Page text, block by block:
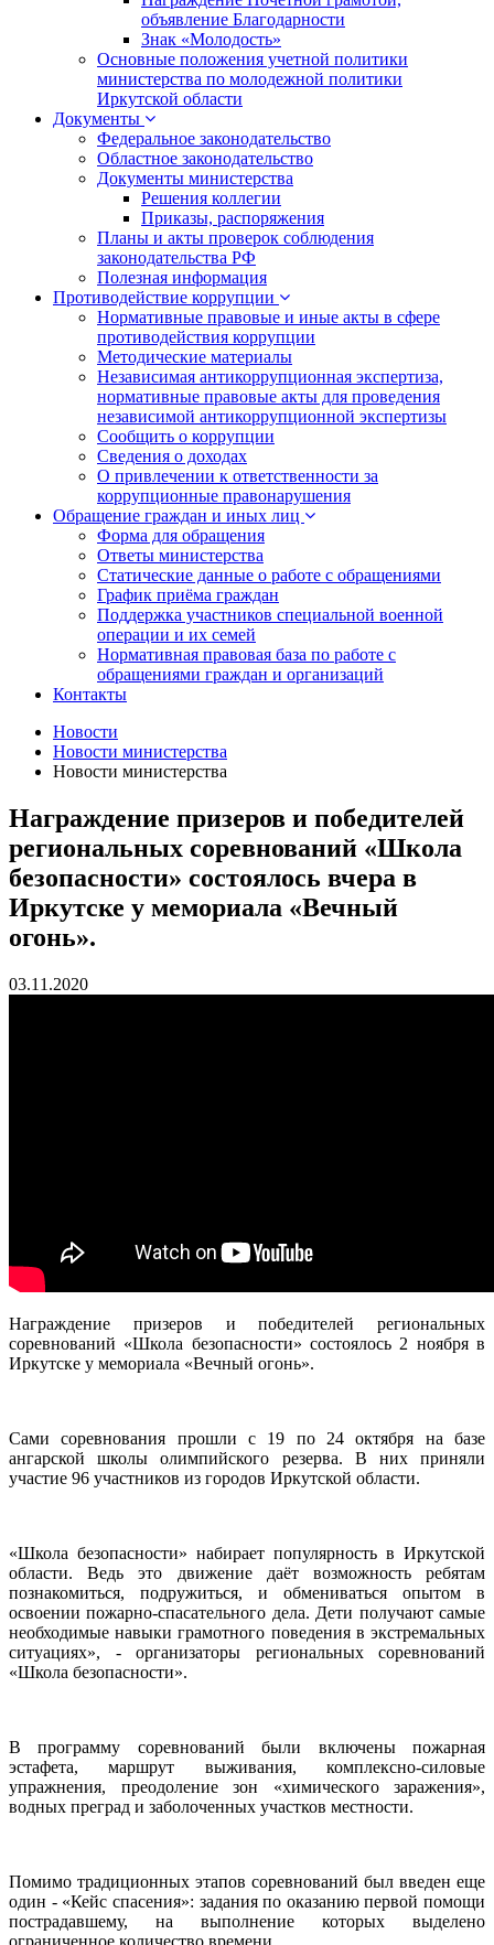
объявление Благодарности
Знак «Молодость»
Основные положения учетной политики
министерства по молодежной политики
Иркутской области
Документы
Федеральное законодательство
Областное законодательство
Документы министерства
Решения коллегии
Приказы, распоряжения
Планы и акты проверок соблюдения
законодательства РФ
Полезная информация
Противодействие коррупции
Нормативные правовые и иные акты в сфере
противодействия коррупции
Методические материалы
Независимая антикоррупционная экспертиза,
нормативные правовые акты для проведения
независимой антикоррупционной экспертизы
Сообщить о коррупции
Сведения о доходах
О привлечении к ответственности за
коррупционные правонарушения
Обращение граждан и иных лиц
Форма для обращения
Ответы министерства
Статические данные о работе с обращениями
График приёма граждан
Поддержка участников специальной военной
операции и их семей
Нормативная правовая база по работе с
обращениями граждан и организаций
Контакты
Новости
Новости министерства
Новости министерства
Награждение призеров и победителей
региональных соревнований «Школа
безопасности» состоялось вчера в
Иркутске у мемориала «Вечный
огонь».
03.11.2020
Награждение призеров и победителей региональных
соревнований «Школа безопасности» состоялось 2 ноября в
Иркутске у мемориала «Вечный огонь».
Сами соревнования прошли с 19 по 24 октября на базе
ангарской школы олимпийского резерва. В них приняли
участие 96 участников из городов Иркутской области.
«Школа безопасности» набирает популярность в Иркутской
области. Ведь это движение даёт возможность ребятам
познакомиться, подружиться, и обмениваться опытом в
освоении пожарно-спасательного дела. Дети получают самые
необходимые навыки грамотного поведения в экстремальных
ситуациях», - организаторы региональных соревнований
«Школа безопасности».
В программу соревнований были включены пожарная
эстафета, маршрут выживания, комплексно-силовые
упражнения, преодоление зон «химического заражения»,
водных преград и заболоченных участков местности.
Помимо традиционных этапов соревнований был введен еще
один - «Кейс спасения»: задания по оказанию первой помощи
пострадавшему, на выполнение которых выделено
ограниченное количество времени.